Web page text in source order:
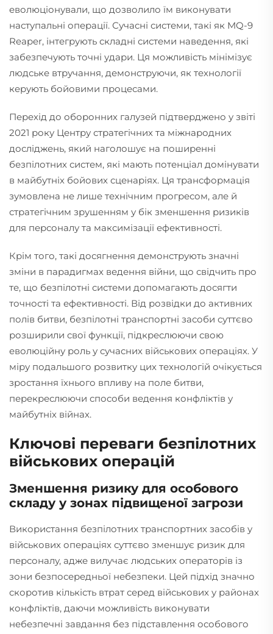
еволюціонували, що дозволило їм виконувати
наступальні операції. Сучасні системи, такі як MQ-9
Reaper, інтегрують складні системи наведення, які
забезпечують точні удари. Ця можливість мінімізує
людське втручання, демонструючи, як технології
керують бойовими процесами.
Перехід до оборонних галузей підтверджено у звіті
2021 року Центру стратегічних та міжнародних
досліджень, який наголошує на поширенні
безпілотних систем, які мають потенціал домінувати
в майбутніх бойових сценаріях. Ця трансформація
зумовлена не лише технічним прогресом, але й
стратегічним зрушенням у бік зменшення ризиків
для персоналу та максимізації ефективності.
Крім того, такі досягнення демонструють значні
зміни в парадигмах ведення війни, що свідчить про
те, що безпілотні системи допомагають досягти
точності та ефективності. Від розвідки до активних
полів битви, безпілотні транспортні засоби суттєво
розширили свої функції, підкреслюючи свою
еволюційну роль у сучасних військових операціях. У
міру подальшого розвитку цих технологій очікується
зростання їхнього впливу на поле битви,
перекреслюючи способи ведення конфліктів у
майбутніх війнах.
Ключові переваги безпілотних
військових операцій
Зменшення ризику для особового
складу у зонах підвищеної загрози
Використання безпілотних транспортних засобів у
військових операціях суттєво зменшує ризик для
персоналу, адже вилучає людських операторів із
зони безпосередньої небезпеки. Цей підхід значно
скоротив кількість втрат серед військових у районах
конфліктів, даючи можливість виконувати
небезпечні завдання без підставлення особового